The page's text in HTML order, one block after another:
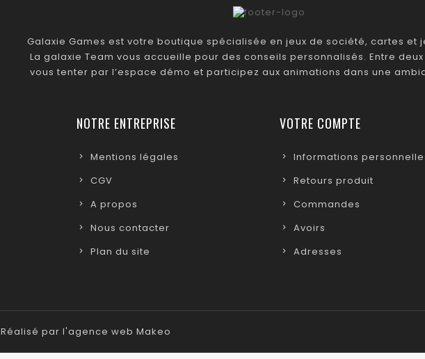
Galaxie Games est votre boutique spécialisée en jeux de société, cartes et
La galaxie Team vous accueille pour des conseils personnalisés. Entre
vous tenter par l’espace démo et participez aux animations dans une
NOTRE ENTREPRISE
Mentions légales
CGV
A propos
Nous contacter
Plan du site
VOTRE COMPTE
Informations
Retours produit
Commandes
Avoirs
Adresses
Réalisé par l'agence web Makeo